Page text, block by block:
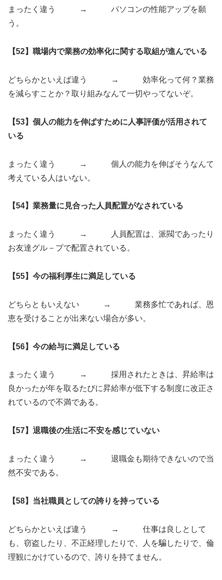
まったく違う → パソコンの性能アップを願
う。
【52】職場内で業務の効率化に関する取組が進んでいる
どちらかといえば違う → 効率化って何？業務
を減らすことか？取り組みなんて一切やってないぞ。
【53】個人の能力を伸ばすために人事評価が活用されて
いる
まったく違う → 個人の能力を伸ばそうなんて
考えている人はいない。
【54】業務量に見合った人員配置がなされている
まったく違う → 人員配置は、派閥であったり
お友達グル－プで配置されている。
【55】今の福利厚生に満足している
どちらともいえない → 業務多忙であれば、恩
恵を受けることが出来ない場合が多い。
【56】今の給与に満足している
まったく違う → 採用されたときは、昇給率は
良かったが年を取るたびに昇給率が低下する制度に改正さ
れているので不満である。
【57】退職後の生活に不安を感じていない
まったく違う → 退職金も期待できないので当
然不安である。
【58】当社職員としての誇りを持っている
どちらかといえば違う → 仕事は良しとして
も、窃盗したり、不正経理したりで、人を騙したりで、倫
理観にかけているので、誇りを持てません。